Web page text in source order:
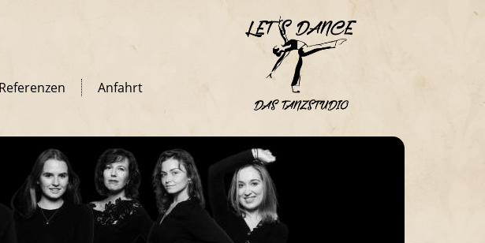
Referenzen Anfahrt